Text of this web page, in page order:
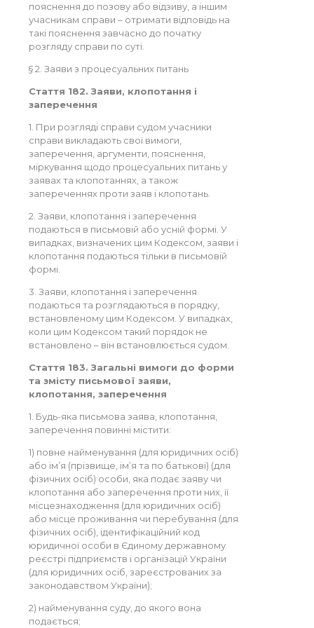
пояснення до позову або відзиву, а іншим
учасникам справи – отримати відповідь на
такі пояснення завчасно до початку
розгляду справи по суті.
§ 2. Заяви з процесуальних питань
Стаття 182. Заяви, клопотання і
заперечення
1. При розгляді справи судом учасники
справи викладають свої вимоги,
заперечення, аргументи, пояснення,
міркування щодо процесуальних питань у
заявах та клопотаннях, а також
запереченнях проти заяв і клопотань.
2. Заяви, клопотання і заперечення
подаються в письмовій або усній формі. У
випадках, визначених цим Кодексом, заяви і
клопотання подаються тільки в письмовій
формі.
3. Заяви, клопотання і заперечення
подаються та розглядаються в порядку,
встановленому цим Кодексом. У випадках,
коли цим Кодексом такий порядок не
встановлено – він встановлюється судом.
Стаття 183. Загальні вимоги до форми
та змісту письмової заяви,
клопотання, заперечення
1. Будь-яка письмова заява, клопотання,
заперечення повинні містити:
1) повне найменування (для юридичних осіб)
або ім’я (прізвище, ім’я та по батькові) (для
фізичних осіб) особи, яка подає заяву чи
клопотання або заперечення проти них, її
місцезнаходження (для юридичних осіб)
або місце проживання чи перебування (для
фізичних осіб), ідентифікаційний код
юридичної особи в Єдиному державному
реєстрі підприємств і організацій України
(для юридичних осіб, зареєстрованих за
законодавством України);
2) найменування суду, до якого вона
подається;